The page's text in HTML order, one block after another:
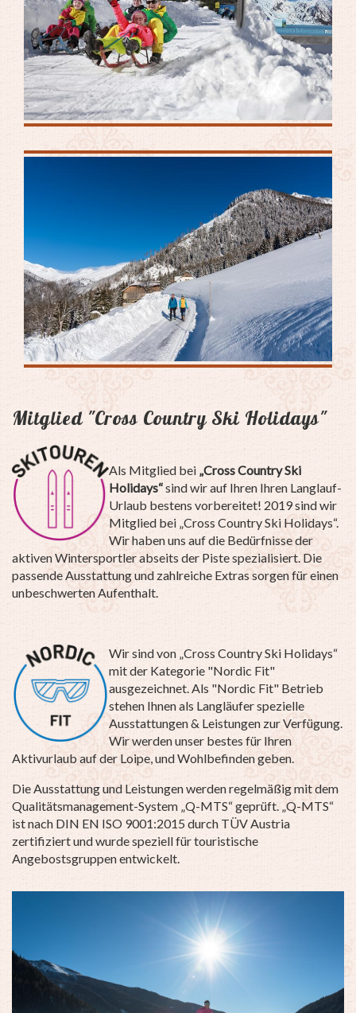
Mitglied "Cross Country Ski Holidays"
Als Mitglied bei „Cross Country Ski
Holidays“sind wir auf Ihren Ihren Langlauf-
Urlaub bestens vorbereitet! 2019 sind wir
Mitglied bei „Cross Country Ski Holidays“.
Wir haben uns auf die Bedürfnisse der
aktiven Wintersportler abseits der Piste spezialisiert. Die
passende Ausstattung und zahlreiche Extras sorgen für einen
unbeschwerten Aufenthalt.
Wir sind von „Cross Country Ski Holidays“
mit der Kategorie "Nordic Fit"
ausgezeichnet. Als "Nordic Fit" Betrieb
stehen Ihnen als Langläufer spezielle
Ausstattungen & Leistungen zur Verfügung.
Wir werden unser bestes für Ihren
Aktivurlaub auf der Loipe, und Wohlbefinden geben.
Die Ausstattung und Leistungen werden regelmäßig mit dem
Qualitätsmanagement-System „Q-MTS“ geprüft. „Q-MTS“
ist nach DIN EN ISO 9001:2015 durch TÜV Austria
zertifiziert und wurde speziell für touristische
Angebostsgruppen entwickelt.